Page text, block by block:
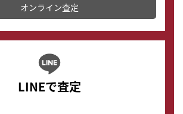
オンライン査定
LINEで査定